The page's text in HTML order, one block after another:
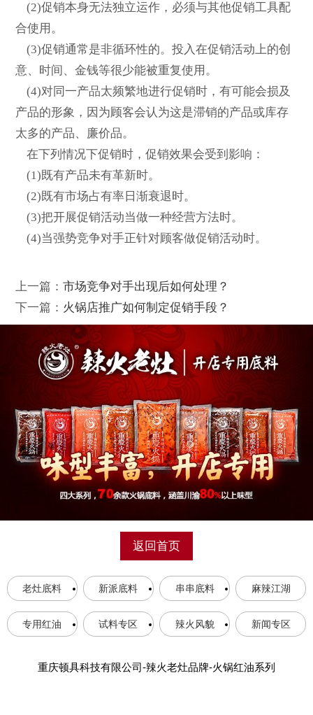
(2)促销本身无法独立运作，必须与其他促销工具配
合使用。
(3)促销通常是非循环性的。投入在促销活动上的创
意、时间、金钱等很少能被重复使用。
(4)对同一产品太频繁地进行促销时，有可能会损及
产品的形象，因为顾客会认为这是滞销的产品或库存
太多的产品、廉价品。
在下列情况下促销时，促销效果会受到影响：
(1)既有产品未有革新时。
(2)既有市场占有率日渐衰退时。
(3)把开展促销活动当做一种经营方法时。
(4)当强势竞争对手正针对顾客做促销活动时。
上一篇：市场竞争对手出现后如何处理？
下一篇： 火锅店推广如何制定促销手段？
返回首页
老灶底料 新派底料 串串底料 麻辣江湖
专用红油 试料专区 辣火风貌 新闻专区
重庆顿具科技有限公司-辣火老灶品牌-火锅红油系列